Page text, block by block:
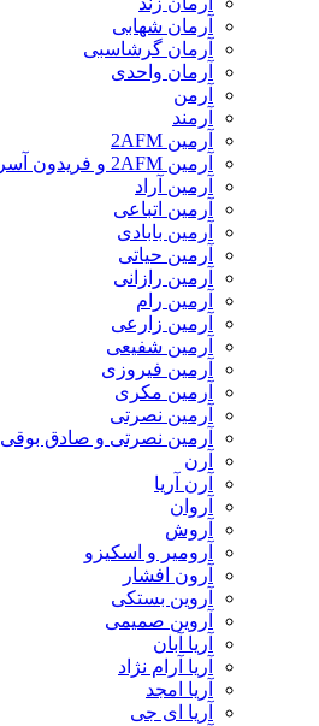
آرمان شهابی
آرمان گرشاسبی
آرمان واحدی
آرمن
آرمند
آرمین 2AFM
آرمین 2AFM و فریدون آسرایی
آرمین آراد
آرمین اتباعی
آرمین بابادی
آرمین حیاتی
آرمین رازانی
آرمین رام
آرمین زارعی
آرمین شفیعی
آرمین فیروزی
آرمین مکری
آرمین نصرتی
آرمین نصرتی و صادق بوقی
آرن
آرن آریا
آروان
آروش
آرومیر و اسکیزو
آرون افشار
آروین بستکی
آروین صمیمی
آریا آبان
آریا آرام نژاد
آریا امجد
آریا ای جی